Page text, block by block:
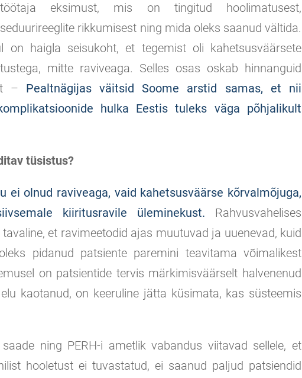
eksimust, mis on tingitud hoolimatusest,
rikkumisest ning mida oleks saanud vältida.
on haigla seisukoht, et tegemist oli kahetsusväärsete
mitte raviveaga. Selles osas oskab hinnanguid
– Pealtnägijas väitsid Soome arstid samas, et nii
hulka Eestis tuleks väga põhjalikult
tüsistus?
ei olnud raviveaga, vaid kahetsusväärse kõrvalmõjuga,
kiiritusravile üleminekust. Rahvusvahelises
et ravimeetodid ajas muutuvad ja uuenevad, kuid
pidanud patsiente paremini teavitama võimalikest
on patsientide tervis märkimisväärselt halvenenud
kaotanud, on keeruline jätta küsimata, kas süsteemis
saade ning PERH-i ametlik vabandus viitavad sellele, et
hooletust ei tuvastatud, ei saanud paljud patsiendid